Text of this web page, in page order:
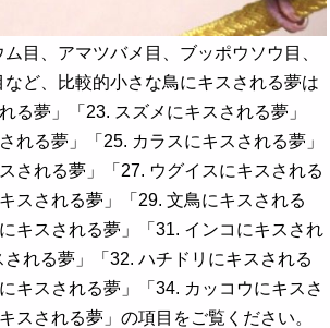
目、アマツバメ目、ブッポウソウ目、
など、比較的小さな鳥にキスされる夢は
る夢」「23. スズメにキスされる夢」
れる夢」「25. カラスにキスされる夢」
される夢」「27. ウグイスにキスされる
スされる夢」「29. 文鳥にキスされる
キスされる夢」「31. インコにキスされ
れる夢」「32. ハチドリにキスされる
キスされる夢」「34. カッコウにキスさ
スされる夢」の項目をご覧ください。